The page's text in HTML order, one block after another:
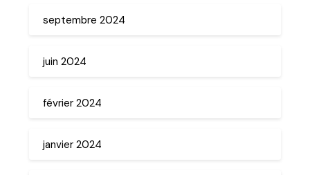
septembre 2024
juin 2024
février 2024
janvier 2024